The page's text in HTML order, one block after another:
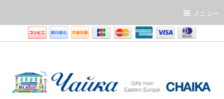
メニュー